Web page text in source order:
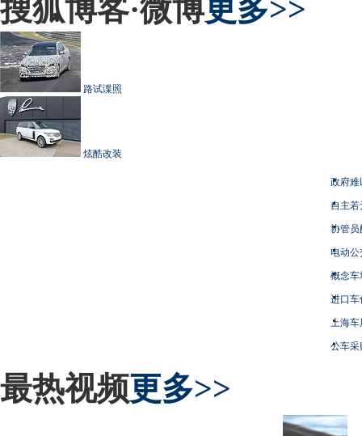
搜狐博客·微博更多>>
路试谍照
炫酷改装
政府难
自主
协管员
电动
概念车
进口车
上海
公车采
最热视频更多>>